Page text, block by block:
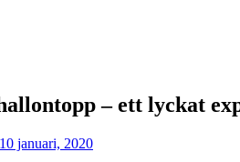
– ett lyckat
10 januari, 2020